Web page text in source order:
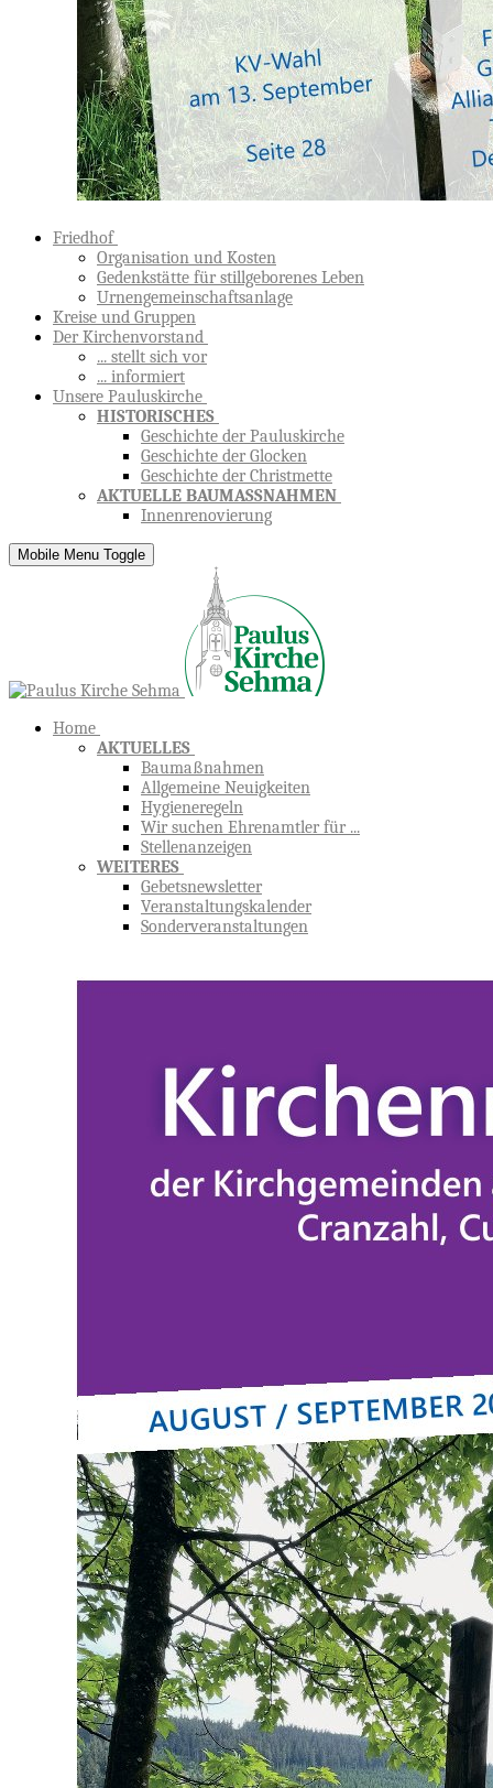
Friedhof
Organisation und Kosten
Gedenkstätte für stillgeborenes Leben
Urnengemeinschaftsanlage
Kreise und Gruppen
Der Kirchenvorstand
... stellt sich vor
... informiert
Unsere Pauluskirche
HISTORISCHES
Geschichte der Pauluskirche
Geschichte der Glocken
Geschichte der Christmette
AKTUELLE BAUMASSNAHMEN
Innenrenovierung
Mobile Menu Toggle
Home
AKTUELLES
Baumaßnahmen
Allgemeine Neuigkeiten
Hygieneregeln
Wir suchen Ehrenamtler für ...
Stellenanzeigen
WEITERES
Gebetsnewsletter
Veranstaltungskalender
Sonderveranstaltungen